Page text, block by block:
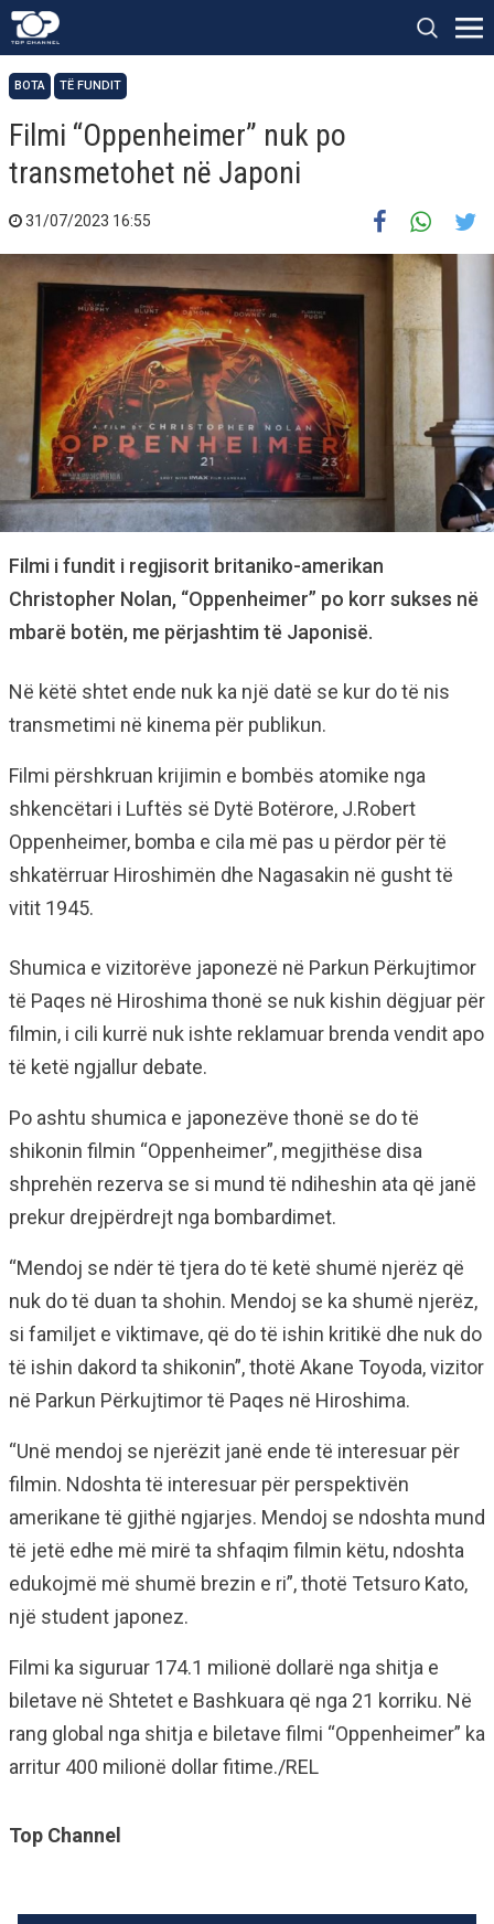
BOTA TË FUNDIT
Filmi “Oppenheimer” nuk po
transmetohet në Japoni
31/07/2023 16:55
Filmi i fundit i regjisorit britaniko-amerikan
Christopher Nolan, “Oppenheimer” po korr sukses në
mbarë botën, me përjashtim të Japonisë.
Në këtë shtet ende nuk ka një datë se kur do të nis
transmetimi në kinema për publikun.
Filmi përshkruan krijimin e bombës atomike nga
shkencëtari i Luftës së Dytë Botërore, J.Robert
Oppenheimer, bomba e cila më pas u përdor për të
shkatërruar Hiroshimën dhe Nagasakin në gusht të
vitit 1945.
Shumica e vizitorëve japonezë në Parkun Përkujtimor
të Paqes në Hiroshima thonë se nuk kishin dëgjuar për
filmin, i cili kurrë nuk ishte reklamuar brenda vendit apo
të ketë ngjallur debate.
Po ashtu shumica e japonezëve thonë se do të
shikonin filmin “Oppenheimer”, megjithëse disa
shprehën rezerva se si mund të ndiheshin ata që janë
prekur drejpërdrejt nga bombardimet.
“Mendoj se ndër të tjera do të ketë shumë njerëz që
nuk do të duan ta shohin. Mendoj se ka shumë njerëz,
si familjet e viktimave, që do të ishin kritikë dhe nuk do
të ishin dakord ta shikonin”, thotë Akane Toyoda, vizitor
në Parkun Përkujtimor të Paqes në Hiroshima.
“Unë mendoj se njerëzit janë ende të interesuar për
filmin. Ndoshta të interesuar për perspektivën
amerikane të gjithë ngjarjes. Mendoj se ndoshta mund
të jetë edhe më mirë ta shfaqim filmin këtu, ndoshta
edukojmë më shumë brezin e ri”, thotë Tetsuro Kato,
një student japonez.
Filmi ka siguruar 174.1 milionë dollarë nga shitja e
biletave në Shtetet e Bashkuara që nga 21 korriku. Në
rang global nga shitja e biletave filmi “Oppenheimer” ka
arritur 400 milionë dollar fitime./REL
Top Channel